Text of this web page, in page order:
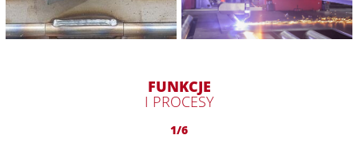
FUNKCJE
I PROCESY
1/6